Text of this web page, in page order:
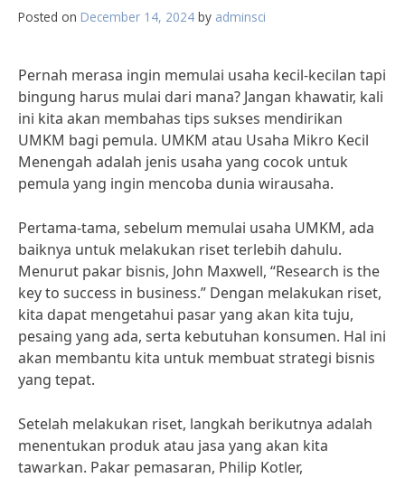
Posted on December 14, 2024 by adminsci
Pernah merasa ingin memulai usaha kecil-kecilan tapi
bingung harus mulai dari mana? Jangan khawatir, kali
ini kita akan membahas tips sukses mendirikan
UMKM bagi pemula. UMKM atau Usaha Mikro Kecil
Menengah adalah jenis usaha yang cocok untuk
pemula yang ingin mencoba dunia wirausaha.
Pertama-tama, sebelum memulai usaha UMKM, ada
baiknya untuk melakukan riset terlebih dahulu.
Menurut pakar bisnis, John Maxwell, “Research is the
key to success in business.” Dengan melakukan riset,
kita dapat mengetahui pasar yang akan kita tuju,
pesaing yang ada, serta kebutuhan konsumen. Hal ini
akan membantu kita untuk membuat strategi bisnis
yang tepat.
Setelah melakukan riset, langkah berikutnya adalah
menentukan produk atau jasa yang akan kita
tawarkan. Pakar pemasaran, Philip Kotler,